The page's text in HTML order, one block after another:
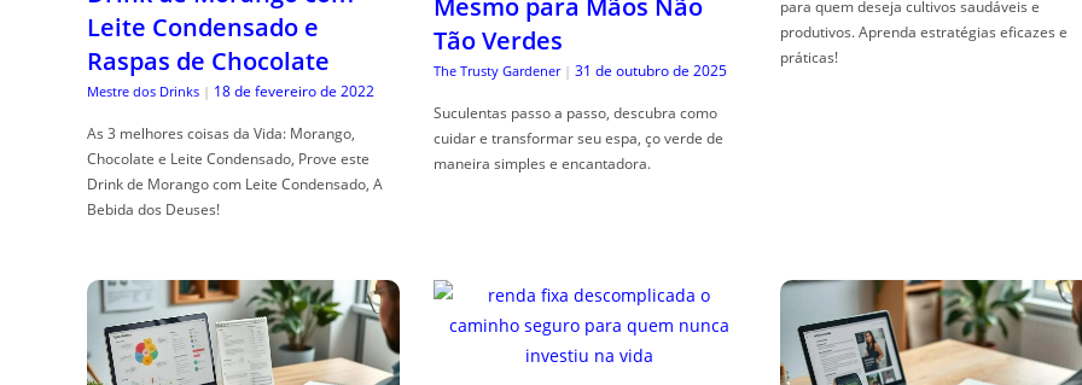
Leite Condensado e
Raspas de Chocolate
Mestre dos Drinks | 18 de fevereiro de 2022
As 3 melhores coisas da Vida: Morango,
Chocolate e Leite Condensado, Prove este
Drink de Morango com Leite Condensado, A
Bebida dos Deuses!
Tão Verdes
The Trusty Gardener | 31 de outubro de 2025
Suculentas passo a passo, descubra como
cuidar e transformar seu espa, ço verde de
maneira simples e encantadora.
para quem deseja cultivos saudáveis e
produtivos. Aprenda estratégias eficazes e
práticas!